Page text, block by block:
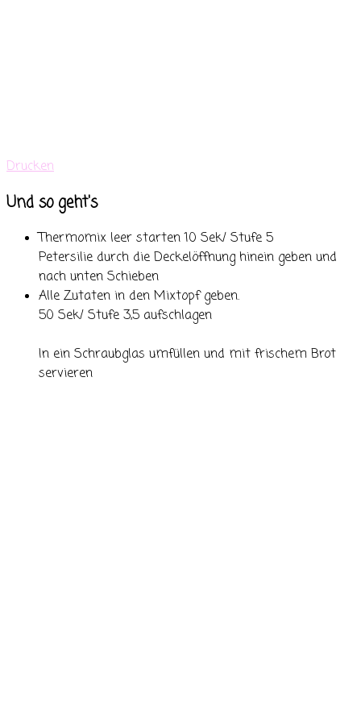
Drucken
Und so geht's
Thermomix leer starten 10 Sek/ Stufe 5
Petersilie durch die Deckelöffnung hinein geben und
nach unten Schieben
Alle Zutaten in den Mixtopf geben.
50 Sek/ Stufe 3,5 aufschlagen
In ein Schraubglas umfüllen und mit frischem Brot
servieren